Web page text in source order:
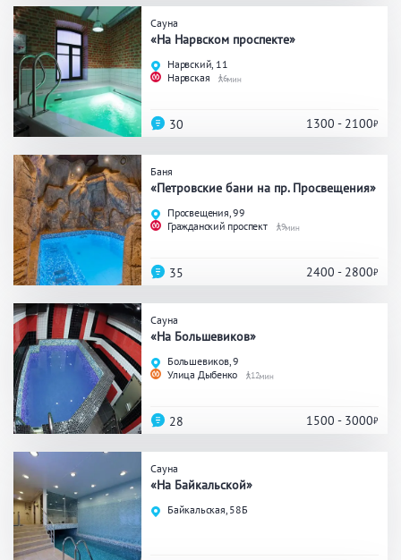
Общие
Круглосуточно
Банный комплекс
Аква-зона
Джакузи
Бассейн
Купель
Бассейн на улице
Обливная кадушка
Развлечения
Бильярд
Караоке
Кальян
Кухня
Мангал/ барбекю
Заказ по меню
Сауна
«На Нарвском проспекте»
Нарвский, 11
Нарвская
6
1300 - 2100
30
Баня
«Петровские бани на пр. Просвещения»
Просвещения, 99
Гражданский проспект
9
2400 - 2800
35
Сауна
«На Большевиков»
Большевиков, 9
Улица Дыбенко
12
1500 - 3000
28
Сауна
«На Байкальской»
Байкальская, 58Б